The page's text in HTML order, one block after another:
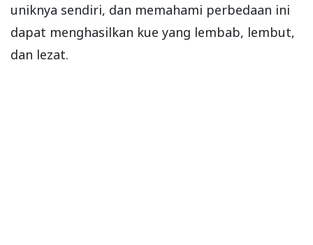
uniknya sendiri, dan memahami perbedaan ini
dapat menghasilkan kue yang lembab, lembut,
dan lezat.